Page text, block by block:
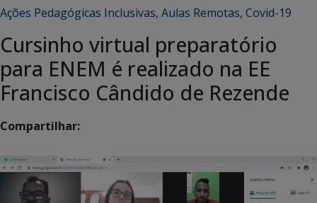
Ações Pedagógicas Inclusivas, Aulas Remotas, Covid-19
Cursinho virtual preparatório
para ENEM é realizado na EE
Francisco Cândido de Rezende
Compartilhar: